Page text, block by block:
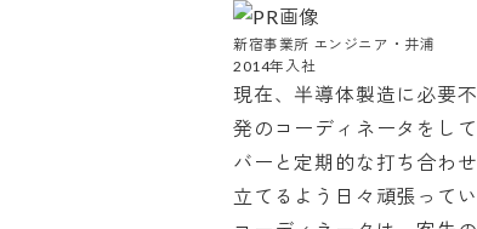
新宿事業所 エンジニア・井浦
2014年入社
現在、半導体製造に必要
発のコーディネータをし
バーと定期的な打ち合わ
立てるよう日々頑張ってい